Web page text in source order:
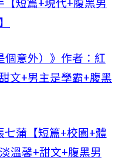
【短篇+現代+腹黑男
個意外）》作者：紅
文+男主是學霸+腹黑
七蒲【短篇+校園+體
溫馨+甜文+腹黑男